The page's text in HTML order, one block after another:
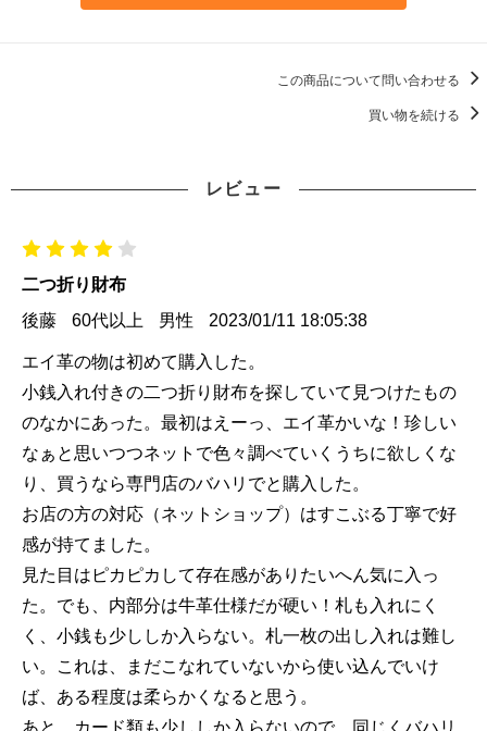
この商品について問い合わせる
買い物を続ける
レビュー
二つ折り財布
後藤
60代以上 男性 2023/01/11 18:05:38
エイ革の物は初めて購入した。
小銭入れ付きの二つ折り財布を探していて見つけたもの
のなかにあった。最初はえーっ、エイ革かいな！珍しい
なぁと思いつつネットで色々調べていくうちに欲しくな
り、買うなら専門店のバハリでと購入した。
お店の方の対応（ネットショップ）はすこぶる丁寧で好
感が持てました。
見た目はピカピカして存在感がありたいへん気に入っ
た。でも、内部分は牛革仕様だが硬い！札も入れにく
く、小銭も少ししか入らない。札一枚の出し入れは難し
い。これは、まだこなれていないから使い込んでいけ
ば、ある程度は柔らかくなると思う。